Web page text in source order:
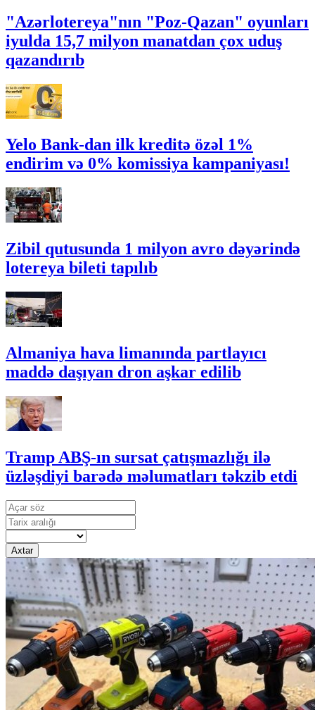
"Azərlotereya"nın "Poz-Qazan" oyunları
iyulda 15,7 milyon manatdan çox uduş
qazandırıb
Yelo Bank-dan ilk kreditə özəl 1%
endirim və 0% komissiya kampaniyası!
Zibil qutusunda 1 milyon avro dəyərində
lotereya bileti tapılıb
Almaniya hava limanında partlayıcı
maddə daşıyan dron aşkar edilib
Tramp ABŞ-ın sursat çatışmazlığı ilə
üzləşdiyi barədə məlumatları təkzib etdi
Axtar